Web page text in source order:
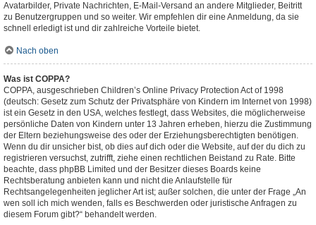
Avatarbilder, Private Nachrichten, E-Mail-Versand an andere Mitglieder, Beitritt
zu Benutzergruppen und so weiter. Wir empfehlen dir eine Anmeldung, da sie
schnell erledigt ist und dir zahlreiche Vorteile bietet.
Nach oben
Was ist COPPA?
COPPA, ausgeschrieben Children’s Online Privacy Protection Act of 1998
(deutsch: Gesetz zum Schutz der Privatsphäre von Kindern im Internet von 1998)
ist ein Gesetz in den USA, welches festlegt, dass Websites, die möglicherweise
persönliche Daten von Kindern unter 13 Jahren erheben, hierzu die Zustimmung
der Eltern beziehungsweise des oder der Erziehungsberechtigten benötigen.
Wenn du dir unsicher bist, ob dies auf dich oder die Website, auf der du dich zu
registrieren versuchst, zutrifft, ziehe einen rechtlichen Beistand zu Rate. Bitte
beachte, dass phpBB Limited und der Besitzer dieses Boards keine
Rechtsberatung anbieten kann und nicht die Anlaufstelle für
Rechtsangelegenheiten jeglicher Art ist; außer solchen, die unter der Frage „An
wen soll ich mich wenden, falls es Beschwerden oder juristische Anfragen zu
diesem Forum gibt?“ behandelt werden.